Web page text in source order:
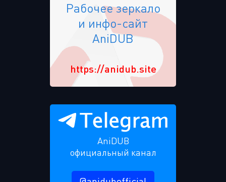
Рабочее зеркало
и инфо-сайт
AniDUB
https://anidub.site
AniDUB
официальный канал